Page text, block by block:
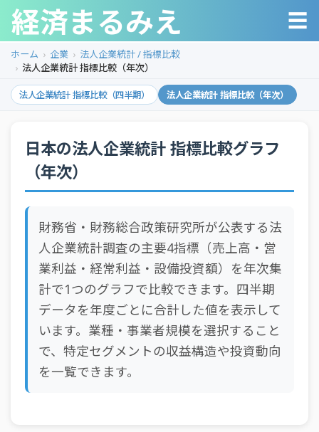
経済まるみえ ☰
ホーム 企業
法人企業統計 / 指標比較
法人企業統計 指標比較（年次）
法人企業統計 指標比較（四半期） 法人企業統計 指標比較（年次）
日本の法人企業統計 指標比較グラフ
（年次）
財務省・財務総合政策研究所が公表する法
人企業統計調査の主要4指標（売上高・営
業利益・経常利益・設備投資額）を年次集
計で1つのグラフで比較できます。四半期
データを年度ごとに合計した値を表示して
います。業種・事業者規模を選択すること
で、特定セグメントの収益構造や投資動向
を一覧できます。